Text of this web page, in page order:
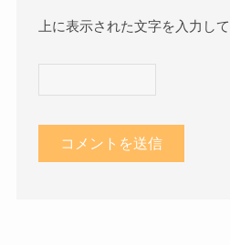
上に表示された文字を入力して